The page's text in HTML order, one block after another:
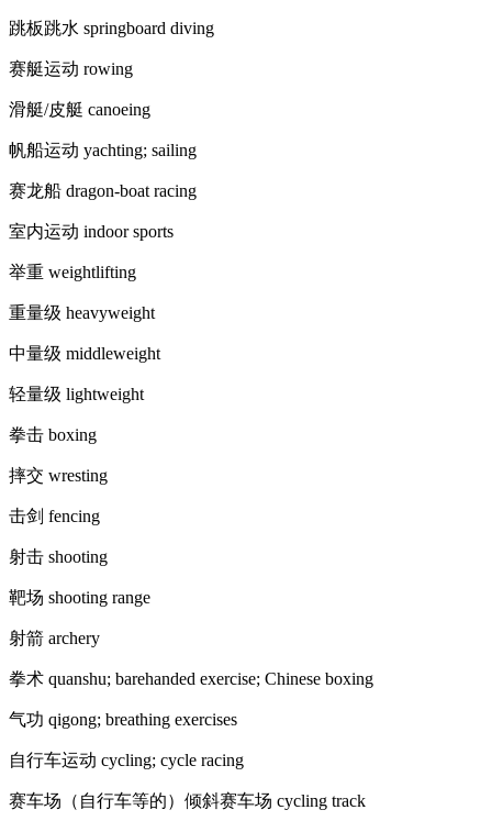
跳板跳水 springboard diving
赛艇运动 rowing
滑艇/皮艇 canoeing
帆船运动 yachting; sailing
赛龙船 dragon-boat racing
室内运动 indoor sports
举重 weightlifting
重量级 heavyweight
中量级 middleweight
轻量级 lightweight
拳击 boxing
摔交 wresting
击剑 fencing
射击 shooting
靶场 shooting range
射箭 archery
拳术 quanshu; barehanded exercise; Chinese boxing
气功 qigong; breathing exercises
自行车运动 cycling; cycle racing
赛车场（自行车等的）倾斜赛车场 cycling track